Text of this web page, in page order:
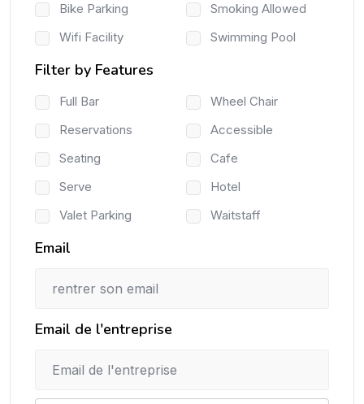
Bike Parking
Smoking Allowed
Wifi Facility
Swimming Pool
Filter by Features
Full Bar
Wheel Chair
Reservations
Accessible
Seating
Cafe
Serve
Hotel
Valet Parking
Waitstaff
Email
Email de l'entreprise